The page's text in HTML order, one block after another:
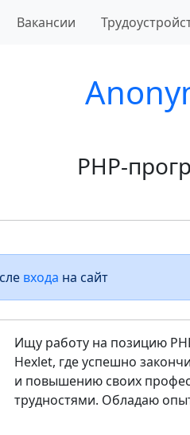
Вакансии
PHP-
входа на сайт
Ищу работу на позицию
Hexlet, где успешно
и повышению своих
трудностями. Обладаю